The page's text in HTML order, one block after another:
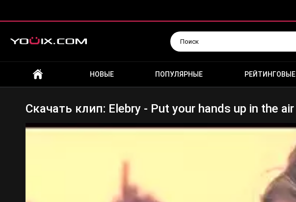
НОВЫЕ ПОПУЛЯРНЫЕ РЕЙТИНГОВЫЕ
Скачать клип: Elebry - Put your hands up in the air